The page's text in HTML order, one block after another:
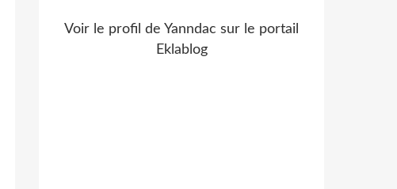
Voir le profil de Yanndac sur le portail
Eklablog